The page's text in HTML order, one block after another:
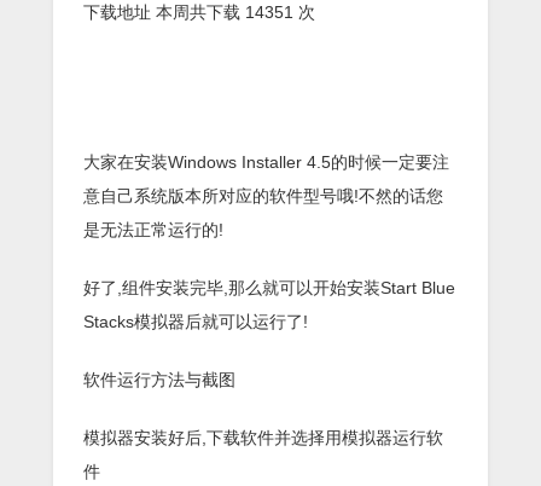
下载地址 本周共下载 14351 次
大家在安装Windows Installer 4.5的时候一定要注
意自己系统版本所对应的软件型号哦!不然的话您
是无法正常运行的!
好了,组件安装完毕,那么就可以开始安装Start Blue
Stacks模拟器后就可以运行了!
软件运行方法与截图
模拟器安装好后,下载软件并选择用模拟器运行软
件